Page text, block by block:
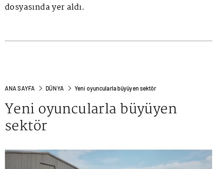
dosyasında yer aldı.
ANA SAYFA DÜNYA Yeni oyuncularla büyüyen sektör
Yeni oyuncularla büyüyen
sektör